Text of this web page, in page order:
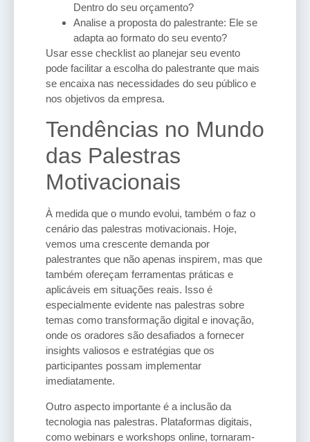
Dentro do seu orçamento?
Analise a proposta do palestrante: Ele se
adapta ao formato do seu evento?
Usar esse checklist ao planejar seu evento
pode facilitar a escolha do palestrante que mais
se encaixa nas necessidades do seu público e
nos objetivos da empresa.
Tendências no Mundo
das Palestras
Motivacionais
À medida que o mundo evolui, também o faz o
cenário das palestras motivacionais. Hoje,
vemos uma crescente demanda por
palestrantes que não apenas inspirem, mas que
também ofereçam ferramentas práticas e
aplicáveis em situações reais. Isso é
especialmente evidente nas palestras sobre
temas como transformação digital e inovação,
onde os oradores são desafiados a fornecer
insights valiosos e estratégias que os
participantes possam implementar
imediatamente.
Outro aspecto importante é a inclusão da
tecnologia nas palestras. Plataformas digitais,
como webinars e workshops online, tornaram-